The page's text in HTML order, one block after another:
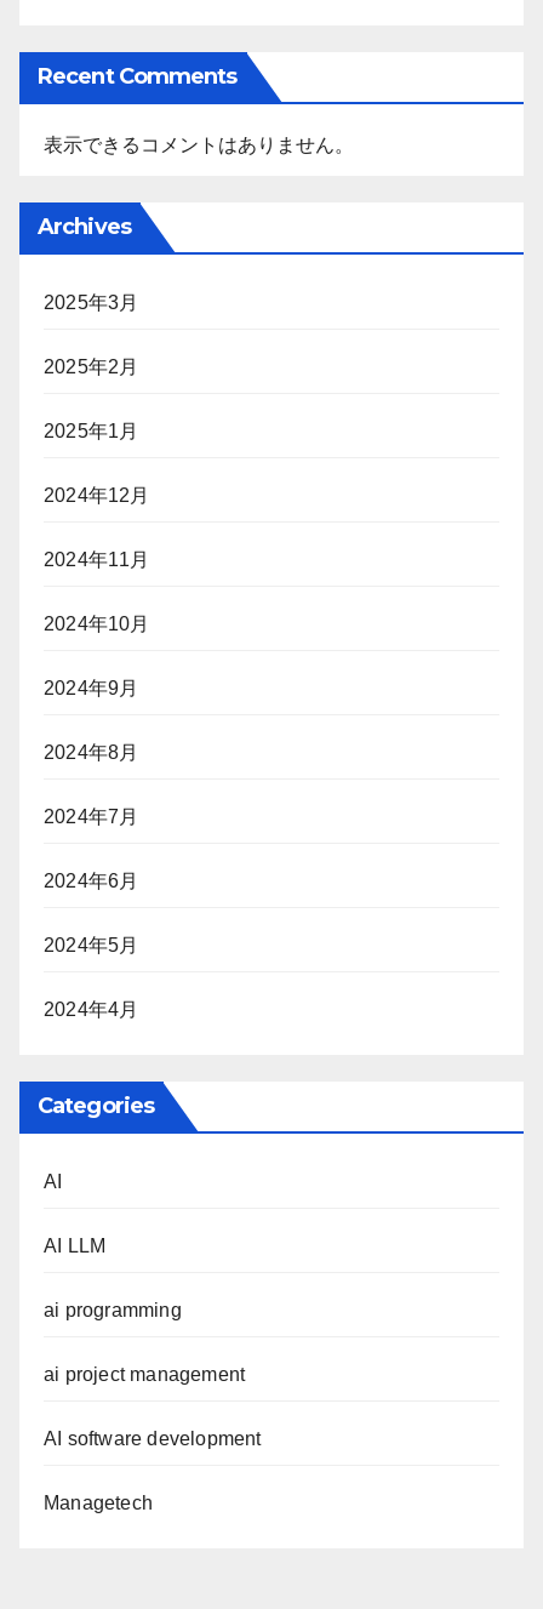
Recent Comments
表示できるコメントはありません。
Archives
2025年3月
2025年2月
2025年1月
2024年12月
2024年11月
2024年10月
2024年9月
2024年8月
2024年7月
2024年6月
2024年5月
2024年4月
Categories
AI
AI LLM
ai programming
ai project management
AI software development
Managetech